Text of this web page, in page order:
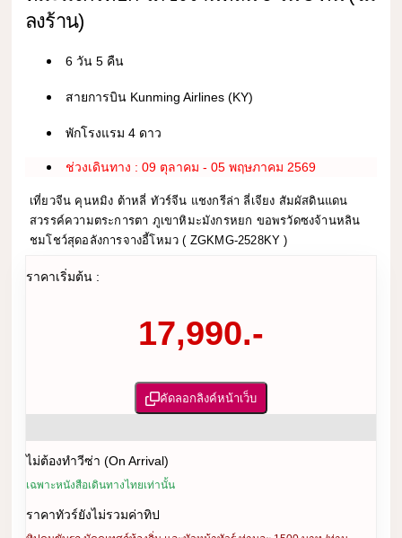
ลงร้าน)
6 วัน 5 คืน
สายการบิน Kunming Airlines (KY)
พักโรงแรม 4 ดาว
ช่วงเดินทาง : 09 ตุลาคม - 05 พฤษภาคม 2569
เที่ยวจีน คุนหมิง ต้าหลี่ ทัวร์จีน แชงกรีล่า ลี่เจียง สัมผัสดินแดน
สวรรค์ความตระการตา ภูเขาหิมะมังกรหยก ขอพรวัดซงจ้านหลิน
ชมโชว์สุดอลังการจางอี้โหมว ( ZGKMG-2528KY )
ราคาเริ่มต้น :
17,990.-
คัดลอกลิงค์หน้าเว็บ
ไม่ต้องทำวีซ่า (On Arrival)
เฉพาะหนังสือเดินทางไทยเท่านั้น
ราคาทัวร์ยังไม่รวมค่าทิป